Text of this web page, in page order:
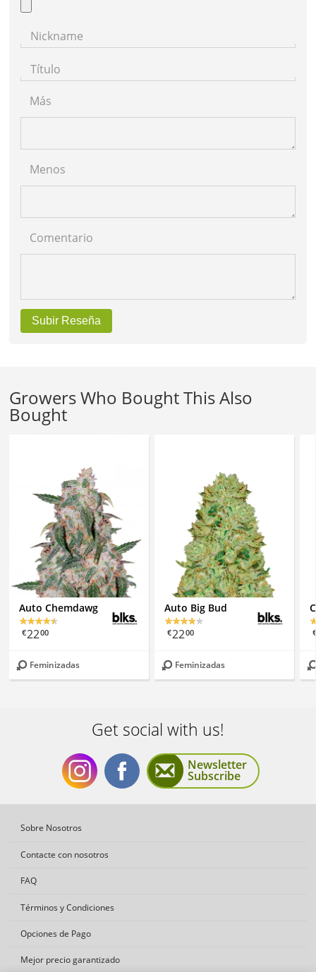
Nickname
Título
Más
Menos
Comentario
Subir Reseña
Growers Who Bought This Also
Bought
Auto Chemdawg
€2200
Feminizadas
Auto Big Bud
€2200
Feminizadas
Get social with us!
Get
social
Get
Newsletter
Subscribe
Sobre Nosotros
Contacte con nosotros
FAQ
Términos y Condiciones
Opciones de Pago
Mejor precio garantizado